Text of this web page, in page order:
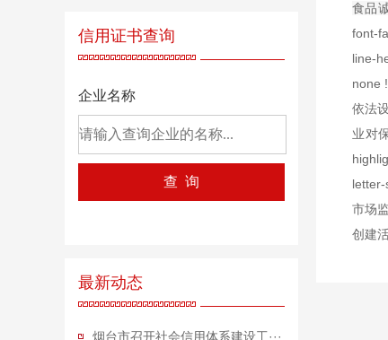
信用证书查询
企业名称
最新动态
烟台市召开社会信用体系建设工···
食品
font-
line-
none
依法
业对
市场
创建